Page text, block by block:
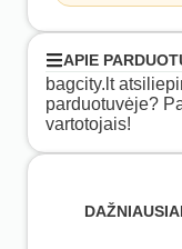
APIE
bagcity.lt
parduotuvėje?
vartotojais!